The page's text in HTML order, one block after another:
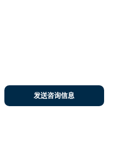
发送咨询信息